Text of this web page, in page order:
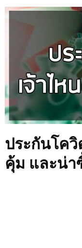
ประกันโควิ
คุ้ม และน่